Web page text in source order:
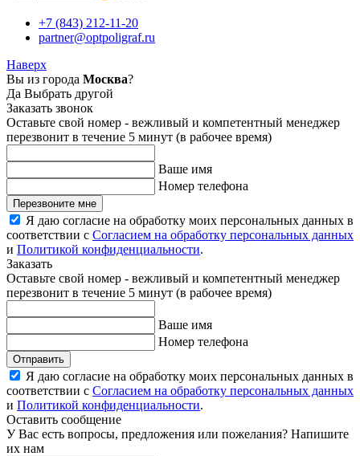
+7 (843) 212-11-20
partner@optpoligraf.ru
Наверх
Вы из города Москва?
Да Выбрать другой
Заказать звонок
Оставьте свой номер - вежливый и компетентный менеджер
перезвонит в течение 5 минут (в рабочее время)
Ваше имя
Номер телефона
Перезвоните мне
Я даю согласие на обработку моих персональных данных в
соответствии с Согласием на обработку персональных данных
и Политикой конфиденциальности.
Заказать
Оставьте свой номер - вежливый и компетентный менеджер
перезвонит в течение 5 минут (в рабочее время)
Ваше имя
Номер телефона
Отправить
Я даю согласие на обработку моих персональных данных в
соответствии с Согласием на обработку персональных данных
и Политикой конфиденциальности.
Оставить сообщение
У Вас есть вопросы, предложения или пожелания? Напишите
их нам